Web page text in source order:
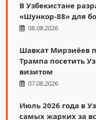
В Узбекистане
«Шункор-88» для
08.08.2026
Шавкат Мирзиёев
Трампа посетить
визитом
07.08.2026
Июль 2026 года в
самых жарких за